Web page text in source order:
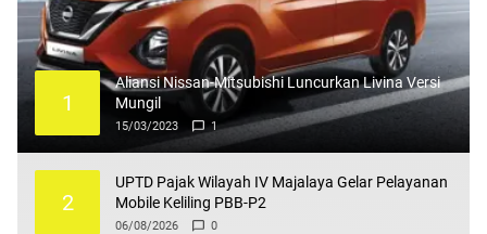
1
Aliansi Nissan-Mitsubishi Luncurkan Livina Versi
Mungil
15/03/2023 1
2
UPTD Pajak Wilayah IV Majalaya Gelar Pelayanan
Mobile Keliling PBB-P2
06/08/2026 0